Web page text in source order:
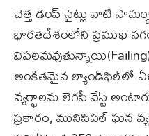
చెత్త డంప్‌ సైట్లు వాటి
భారతదేశంలోని ప్రముఖ
అంకితమైన ల్యాండ్‌ఫిల్‌లో
వ్యర్థాలను లెగసీ వేస్ట్
ప్రకారం, మునిసిపల్ ఘన